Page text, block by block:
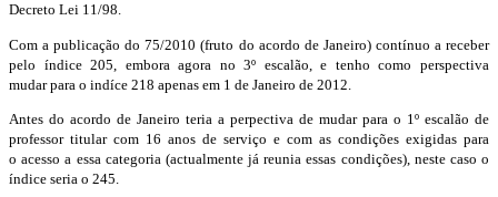
Decreto Lei 11/98.
Com a publicação do 75/2010 (fruto do acordo de Janeiro) contínuo a receber
pelo índice 205, embora agora no 3º escalão, e tenho como perspectiva
mudar para o indíce 218 apenas em 1 de Janeiro de 2012.
Antes do acordo de Janeiro teria a perpectiva de mudar para o 1º escalão de
professor titular com 16 anos de serviço e com as condições exigidas para
o acesso a essa categoria (actualmente já reunia essas condições), neste caso o
índice seria o 245.